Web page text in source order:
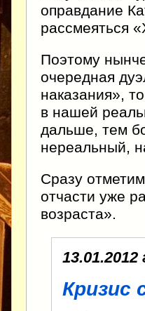
оправдание
рассмеяться
Поэтому
очередная
наказания»,
в нашей
дальше, тем
нереальный,
Сразу
отчасти уже
возраста».
13.01.2012
Кризис